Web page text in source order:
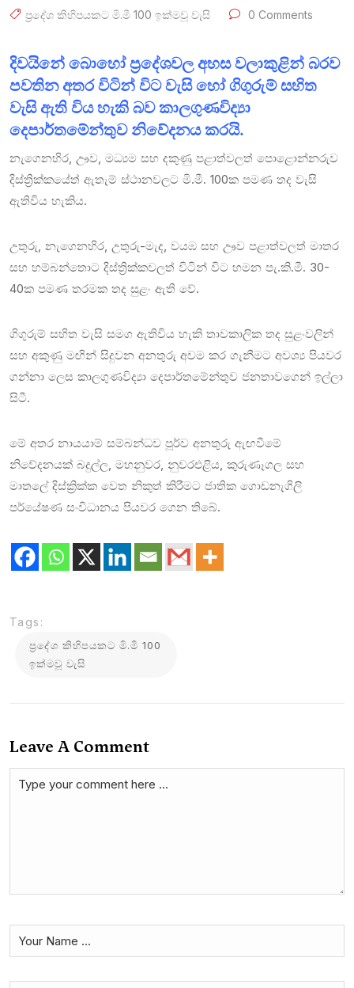
ප්‍රදේශ කිහිපයකට මි.මී 100 ඉක්මවූ වැසි 0 Comments
දිවයිනේ බොහෝ ප්‍රදේශවල අහස වලාකුළින් බරව
පවතින අතර විටින් විට වැසි හෝ ගිගුරුම් සහිත
වැසි ඇති විය හැකි බව කාලගුණවිද්‍යා
දෙපාර්තමේන්තුව නිවේදනය කරයි.
නැගෙනහිර, ඌව, මධ්‍යම සහ දකුණු පළාත්වලත් පොළොන්නරුව
දිස්ත්‍රික්කයේත් ඇතැම් ස්ථානවලට මි.මී. 100ක පමණ තද වැසි
ඇතිවිය හැකිය.
උතුරු, නැගෙනහිර, උතුරු-මැද, වයඹ සහ ඌව පළාත්වලත් මාතර
සහ හම්බන්තොට දිස්ත්‍රික්කවලත් විටින් විට හමන පැ.කි.මී. 30-
40ක පමණ තරමක තද සුළං ඇති වේ.
ගිගුරුම් සහිත වැසි සමග ඇතිවිය හැකි තාවකාලික තද සුළංවලින්
සහ අකුණු මඟින් සිදුවන අනතුරු අවම කර ගැනීමට අවශ්‍ය පියවර
ගන්නා ලෙස කාලගුණවිද්‍යා දෙපාර්තමේන්තුව ජනතාවගෙන් ඉල්ලා
සිටී.
මේ අතර නායයාම් සම්බන්ධව පූර්ව අනතුරු ඇඟවීමේ
නිවේදනයක් බදුල්ල, මහනුවර, නුවරඑළිය, කුරුණෑගල සහ
මාතලේ දිස්ක්‍රික්ක වෙත නිකුත් කිරීමට ජාතික ගොඩනැගිලි
පර්යේෂණ සංවිධානය පියවර ගෙන තිබේ.
Tags:
ප්‍රදේශ කිහිපයකට මි.මී 100
ඉක්මවූ වැසි
Leave A Comment